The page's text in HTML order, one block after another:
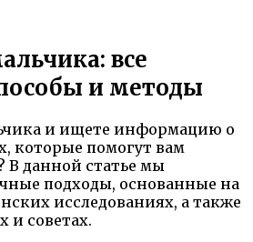
все
и методы
и ищете информацию о
которые помогут вам
В данной статье мы
подходы, основанные на
исследованиях, а также
и советах.